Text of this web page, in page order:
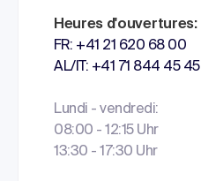
Heures d'ouvertures:
FR: +41 21 620 68 00
AL/IT: +41 71 844 45 45
Lundi - vendredi:
08:00 - 12:15 Uhr
13:30 - 17:30 Uhr